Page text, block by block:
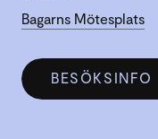
Bagarns Mötesplats
BESÖKSINFO